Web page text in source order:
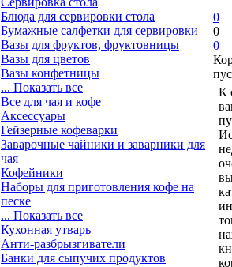
Блюда для сервировки стола
Бумажные салфетки для сервировки
Вазы для фруктов, фруктовницы
Вазы для цветов
Вазы конфетницы
... Показать все
Все для чая и кофе
Аксессуары
Гейзерные кофеварки
Заварочные чайники и заварники для
чая
Кофейники
Наборы для приготовления кофе на
песке
... Показать все
Кухонная утварь
Анти-разбрызгиватели
Банки для сыпучих продуктов
0
0
0
К